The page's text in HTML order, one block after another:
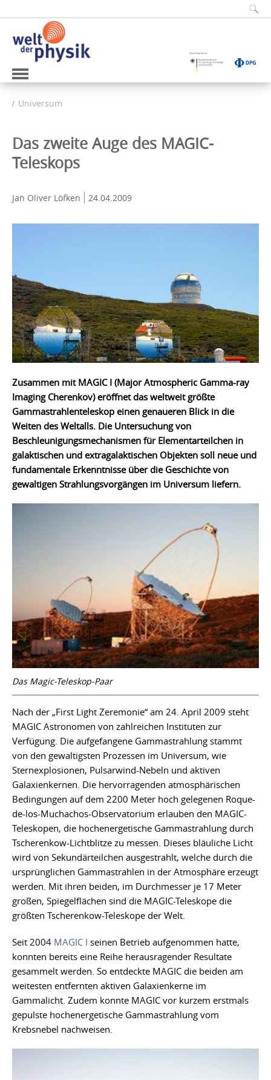
Universum
Das zweite Auge des MAGIC-
Teleskops
Jan Oliver Löfken 24.04.2009
Zusammen mit MAGIC I (Major Atmospheric Gamma-ray
Imaging Cherenkov) eröffnet das weltweit größte
Gammastrahlenteleskop einen genaueren Blick in die
Weiten des Weltalls. Die Untersuchung von
Beschleunigungsmechanismen für Elementarteilchen in
galaktischen und extragalaktischen Objekten soll neue und
fundamentale Erkenntnisse über die Geschichte von
gewaltigen Strahlungsvorgängen im Universum liefern.
Das Magic-Teleskop-Paar
Nach der „First Light Zeremonie“ am 24. April 2009 steht
MAGIC Astronomen von zahlreichen Instituten zur
Verfügung. Die aufgefangene Gammastrahlung stammt
von den gewaltigsten Prozessen im Universum, wie
Sternexplosionen, Pulsarwind-Nebeln und aktiven
Galaxienkernen. Die hervorragenden atmosphärischen
Bedingungen auf dem 2200 Meter hoch gelegenen Roque-
de-los-Muchachos-Observatorium erlauben den MAGIC-
Teleskopen, die hochenergetische Gammastrahlung durch
Tscherenkow-Lichtblitze zu messen. Dieses bläuliche Licht
wird von Sekundärteilchen ausgestrahlt, welche durch die
ursprünglichen Gammastrahlen in der Atmosphäre erzeugt
werden. Mit ihren beiden, im Durchmesser je 17 Meter
großen, Spiegelflächen sind die MAGIC-Teleskope die
größten Tscherenkow-Teleskope der Welt.
Seit 2004 MAGIC I seinen Betrieb aufgenommen hatte,
konnten bereits eine Reihe herausragender Resultate
gesammelt werden. So entdeckte MAGIC die beiden am
weitesten entfernten aktiven Galaxienkerne im
Gammalicht. Zudem konnte MAGIC vor kurzem erstmals
gepulste hochenergetische Gammastrahlung vom
Krebsnebel nachweisen.